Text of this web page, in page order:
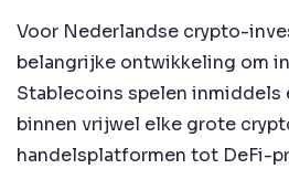
Voor Nederlandse crypto-
belangrijke ontwikkeling om
Stablecoins spelen inmiddels
binnen vrijwel elke grote
handelsplatformen tot DeFi-